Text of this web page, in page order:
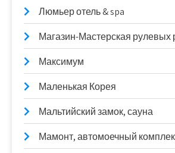
Люмьер отель & spa
Магазин-Мастерская рулевых
Максимум
Маленькая Корея
Мальтийский замок, сауна
Мамонт, автомоечный